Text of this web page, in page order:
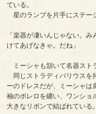
ている。
星のランプを片手にステー
「楽器が凄いんじゃない。
けてあげなきゃ。だね」
ミーシャも頷いて名器スト
同じストラディバリウスを
ーのドレスだが、ミーシャは
袖のボレロを纏い、ワンショ
大きなリボンで結ばれている。